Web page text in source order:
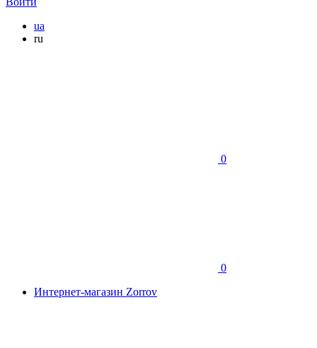
ua
ru
0
0
Интернет-магазин Zorrov